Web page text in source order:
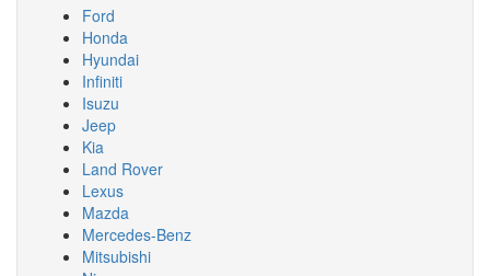
Ford
Honda
Hyundai
Infiniti
Isuzu
Jeep
Kia
Land Rover
Lexus
Mazda
Mercedes-Benz
Mitsubishi